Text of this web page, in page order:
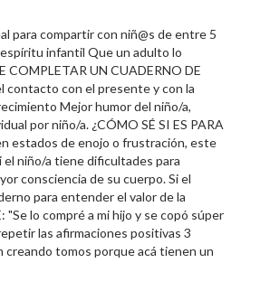
para compartir con niñ@s de entre 5
infantil Que un adulto lo
COMPLETAR UN CUADERNO DE
contacto con el presente y con la
Mejor humor del niño/a,
por niño/a. ¿CÓMO SÉ SI ES PARA
estados de enojo o frustración, este
el niño/a tiene dificultades para
consciencia de su cuerpo. Si el
para entender el valor de la
lo compré a mi hijo y se copó súper
las afirmaciones positivas 3
creando tomos porque acá tienen un